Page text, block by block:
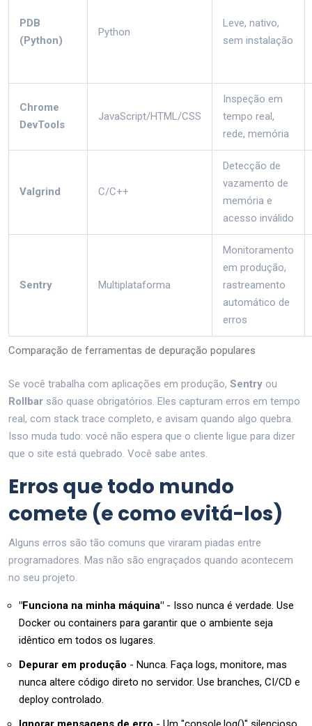
Comparação de ferramentas de depuração populares
PDB
(Python)
Python
Leve, nativo,
sem instalação
Chrome
DevTools
JavaScript/HTML/CSS
Inspeção em
tempo real,
rede, memória
Valgrind C/C++
Detecção de
vazamento de
memória e
acesso inválido
Sentry Multiplataforma
Monitoramento
em produção,
rastreamento
automático de
erros
Se você trabalha com aplicações em produção, Sentry ou
Rollbar são quase obrigatórios. Eles capturam erros em tempo
real, com stack trace completo, e avisam quando algo quebra.
Isso muda tudo: você não espera que o cliente ligue para dizer
que o site está quebrado. Você sabe antes.
Erros que todo mundo
comete (e como evitá-los)
Alguns erros são tão comuns que viraram piadas entre
programadores. Mas não são engraçados quando acontecem
no seu projeto.
"Funciona na minha máquina" - Isso nunca é verdade. Use
Docker ou containers para garantir que o ambiente seja
idêntico em todos os lugares.
Depurar em produção - Nunca. Faça logs, monitore, mas
nunca altere código direto no servidor. Use branches, CI/CD e
deploy controlado.